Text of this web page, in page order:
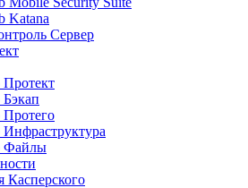
Katana
Сервер
Файлы
Касперского